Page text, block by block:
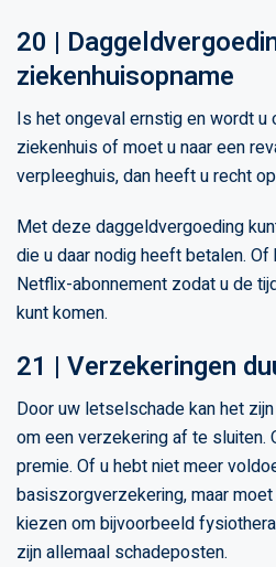
20 |
ziekenhuisopname
Is het ongeval ernstig en wordt u
ziekenhuis of moet u naar een
verpleeghuis, dan heeft u recht
Met deze daggeldvergoeding
die u daar nodig heeft betalen.
Netflix-abonnement zodat u de
kunt komen.
21 | Verzekeringen
Door uw letselschade kan het
om een verzekering af te sluiten.
premie. Of u hebt niet meer
basiszorgverzekering, maar
kiezen om bijvoorbeeld
zijn allemaal schadeposten.